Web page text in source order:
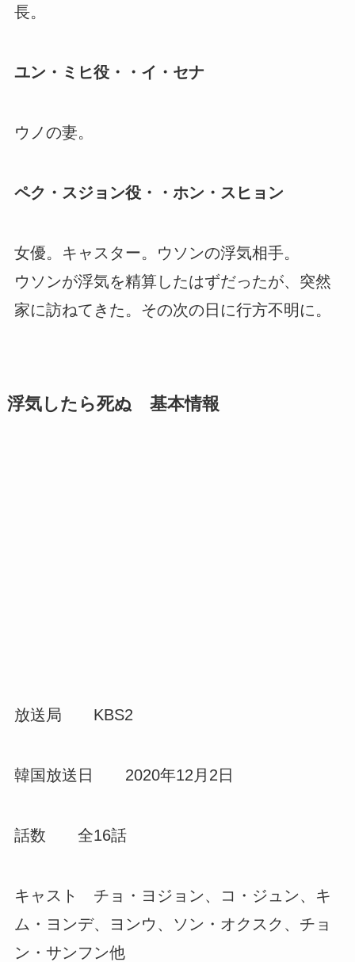
長。
ユン・ミヒ役・・イ・セナ
ウノの妻。
ペク・スジョン役・・ホン・スヒョン
女優。キャスター。ウソンの浮気相手。
ウソンが浮気を精算したはずだったが、突然
家に訪ねてきた。その次の日に行方不明に。
浮気したら死ぬ 基本情報
放送局 KBS2
韓国放送日 2020年12月2日
話数 全16話
キャスト チョ・ヨジョン、コ・ジュン、キ
ム・ヨンデ、ヨンウ、ソン・オクスク、チョ
ン・サンフン他